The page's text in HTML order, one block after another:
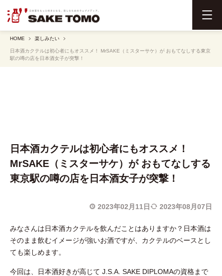
メ
ニ
HOME 楽しみたい
日本酒カクテルは初心者にもオススメ！ MrSAKE（ミスターサケ）が おもてなしする東京
駅の噂の店を日本酒女子が突撃！
日本酒カクテルは初心者にもオススメ！
MrSAKE（ミスターサケ）が おもてなしする
東京駅の噂の店を日本酒女子が突撃！
2023年02月11日 2023年08月07日
みなさんは日本酒カクテルを飲んだことはありますか？日本酒は
そのまま飲むイメージが強いお酒ですが、カクテルのベースとし
ても楽しめます。
今回は、日本酒好きが高じて J.S.A. SAKE DIPLOMAの資格まで